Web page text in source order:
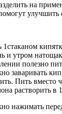
на
и утром
полезно
заваривать
Пить вместо
растворить в
нажимать